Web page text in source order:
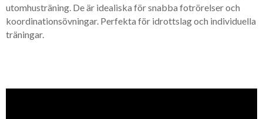
utomhusträning. De är idealiska för snabba fotrörelser och
koordinationsövningar. Perfekta för idrottslag och individuella
träningar.